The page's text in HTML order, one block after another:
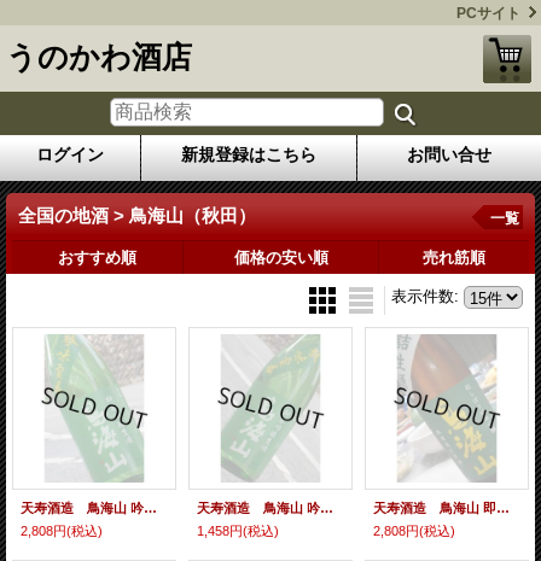
PCサイト
うのかわ酒店
ログイン 新規登録はこちら お問い合せ
全国の地酒 > 鳥海山（秋田） 一覧
おすすめ順 価格の安い順 売れ筋順
表示件数:
天寿酒造 鳥海山 吟味良香 純米吟醸無濾過生原酒 26BY 1.8L
2,808円(税込)
天寿酒造 鳥海山 吟味良香 純米吟醸無濾過生原酒 26BY 720ml
1,458円(税込)
天寿酒造 鳥海山 即詰 純米吟醸無濾過生原酒 26BY 1.8L
2,808円(税込)